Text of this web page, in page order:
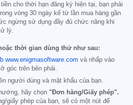
cho thời hạn đăng ký hiện tại, bạn phải
vòng 30 ngày kể từ lần mua hàng gần
ngừng sử dụng đầy đủ chức năng khi
lý.
thời gian dùng thử như sau:
www.enigmasoftware.com và nhấp vào
ở góc trên bên phải.
người dùng và mật khẩu của bạn.
hãy chọn "Đơn hàng/Giấy phép".
giấy phép của bạn, sẽ có một nút để